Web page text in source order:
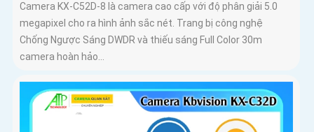
Camera KX-C52D-8 là camera cao cấp với độ phân giải 5.0
megapixel cho ra hình ảnh sắc nét. Trang bị công nghệ
Chống Ngược Sáng DWDR và thiếu sáng Full Color 30m
camera hoàn hảo...